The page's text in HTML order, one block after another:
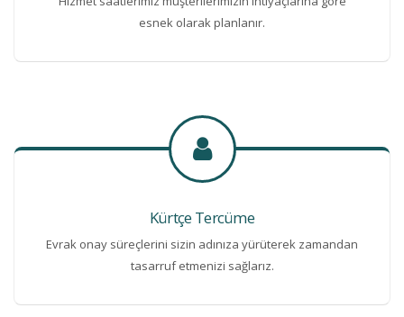
esnek olarak planlanır.
Kürtçe Tercüme
Evrak onay süreçlerini sizin adınıza yürüterek zamandan
tasarruf etmenizi sağlarız.